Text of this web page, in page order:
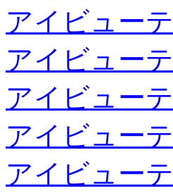
アイビュー
アイビュー
アイビュー
アイビュー
アイビュー